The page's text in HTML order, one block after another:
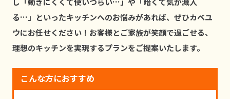
る…」といったキッチンへのお悩みがあれば、ぜひカベユ
ウにお任せください！お客様とご家族が笑顔で過ごせる、
理想のキッチンを実現するプランをご提案いたします。
こんな方におすすめ